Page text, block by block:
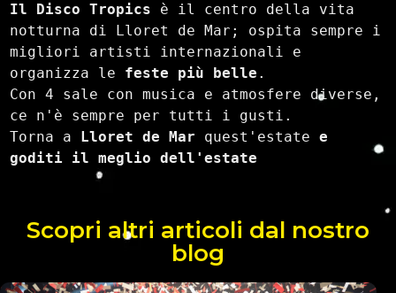
Il Disco Tropics è il centro della vita
notturna di Lloret de Mar; ospita sempre i
migliori artisti internazionali e
organizza le feste più belle .
Con 4 sale con musica e atmosfere diverse,
ce n'è sempre per tutti i gusti.
Torna a Lloret de Mar quest'estate e
goditi il meglio dell'estate
Scopri altri articoli dal nostro
blog